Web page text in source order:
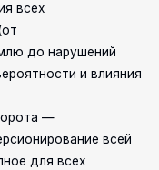
всех
до нарушений
и влияния
—
всей
для всех